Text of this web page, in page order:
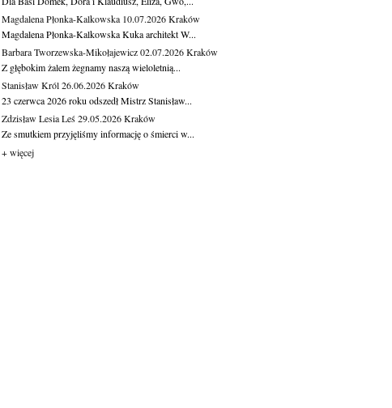
Magdalena Płonka-Kalkowska 10.07.2026Kraków
Magdalena Płonka-Kalkowska Kuka architekt W...
Barbara Tworzewska-Mikołajewicz02.07.2026Kraków
Z głębokim żalem żegnamy naszą wieloletnią...
Stanisław Król26.06.2026Kraków
23 czerwca 2026 roku odszedł Mistrz Stanisław...
Zdzisław Lesia Leś29.05.2026Kraków
Ze smutkiem przyjęliśmy informację o śmierci w...
+ więcej